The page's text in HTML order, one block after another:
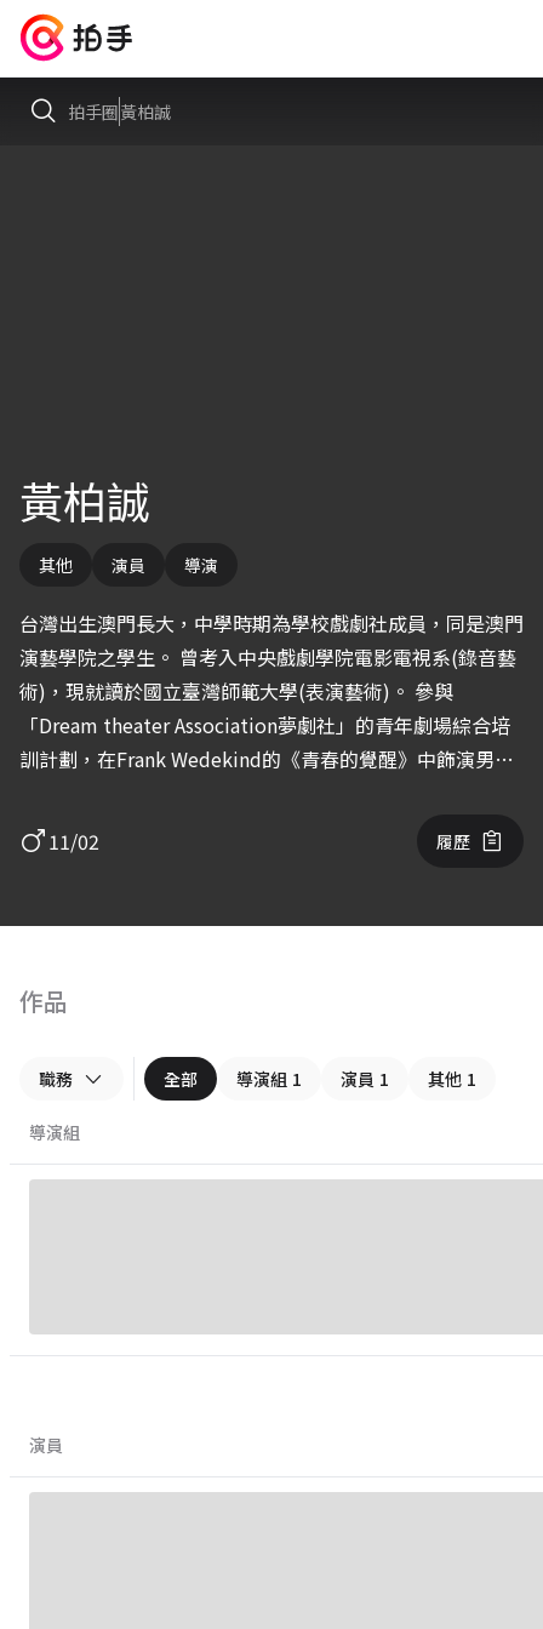
拍手圈黃柏誠
黃柏誠
其他 演員 導演
台灣出生澳門長大，中學時期為學校戲劇社成員，同是澳門
演藝學院之學生。 曾考入中央戲劇學院電影電視系(錄音藝
術)，現就讀於國立臺灣師範大學(表演藝術)。 參與
「Dream theater Association夢劇社」的青年劇場綜合培
訓計劃，在Frank Wedekind的《青春的覺醒》中飾演男主
中擔任男主角，入圍澳門國際電影節。 同時熱衷電影藝術
創作，2021年擔任學生代表赴北京First影展交流，於2022
11/02 履歷
作品
職務 全部 導演組 1 演員 1 其他 1
導演組
演員